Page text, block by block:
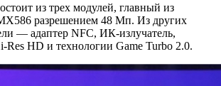
из трех модулей, главный из
разрешением 48 Мп. Из других
— адаптер NFC, ИК-излучатель,
Res HD и технологии Game Turbo 2.0.